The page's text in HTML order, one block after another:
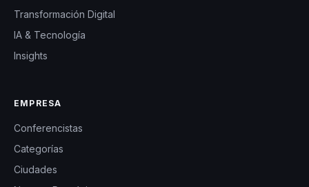
Transformación Digital
IA & Tecnología
Insights
EMPRESA
Conferencistas
Categorías
Ciudades